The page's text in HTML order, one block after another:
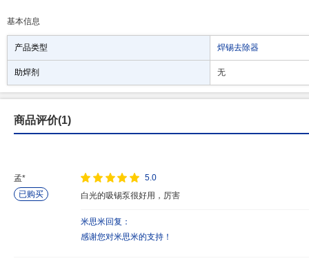
基本信息
产品类型 焊锡去除器
助焊剂 无
商品评价(1)
孟*
已购买
5.0
白光的吸锡泵很好用，厉害
米思米回复：
感谢您对米思米的支持！